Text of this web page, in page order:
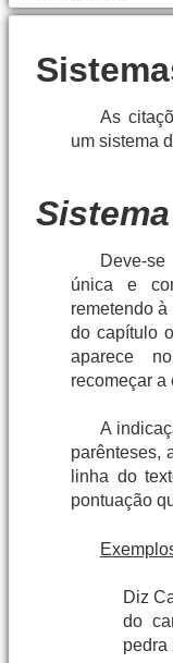
As
um sistema
Deve-
única e
remetendo
do capítulo
aparece
recomeçar a
A
parênteses,
linha do
pontuação
Diz
do
pedra